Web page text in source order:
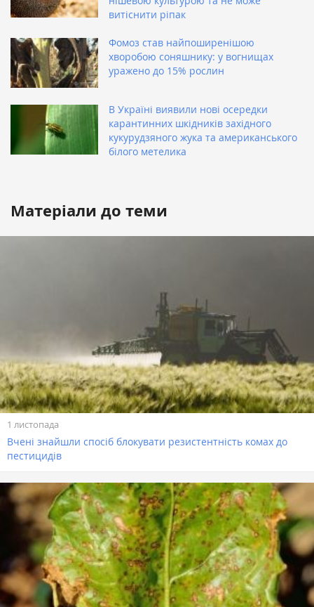
витіснити ріпак
Фомоз став найпоширенішою
хворобою соняшнику: у вогнищах
уражено до 15% рослин
В Україні виявили нові осередки
карантинних шкідників західного
кукурудзяного жука та американського
білого метелика
Матеріали до теми
1 листопада
Вчені знайшли спосіб блокувати резистентність комах до
пестицидів